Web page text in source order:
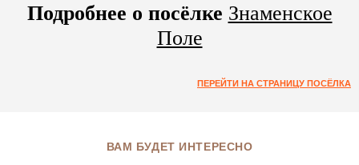
Подробнее о посёлке Знаменское
Поле
ПЕРЕЙТИ НА СТРАНИЦУ ПОСЁЛКА
ВАМ БУДЕТ ИНТЕРЕСНО